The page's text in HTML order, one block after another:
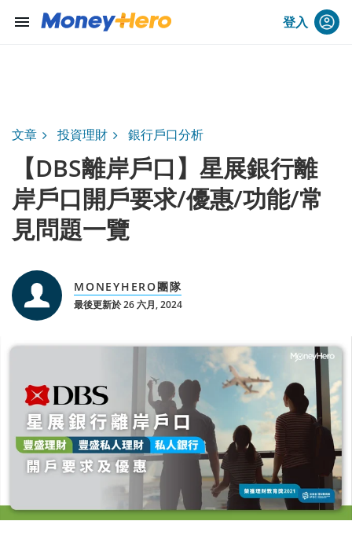
menu 登入
文章 投資理財 銀行戶口分析
【DBS離岸戶口】星展銀行離
岸戶口開戶要求/優惠/功能/常
見問題一覽
MONEYHERO團隊
最後更新於 26 六月, 2024